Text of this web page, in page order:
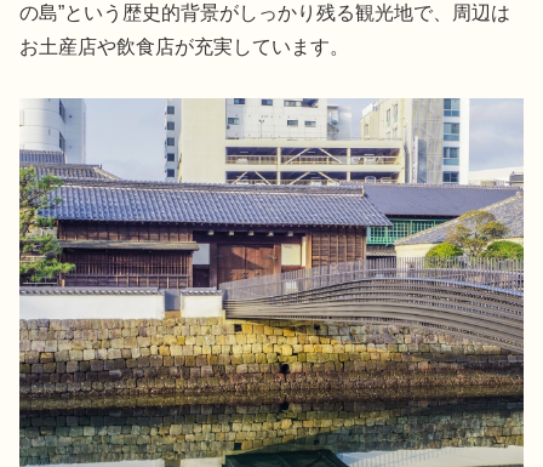
の島”という歴史的背景がしっかり残る観光地で、周辺は
お土産店や飲食店が充実しています。